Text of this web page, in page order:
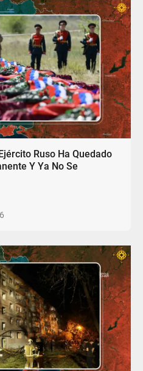
Ruso Ha Quedado
Y Ya No Se